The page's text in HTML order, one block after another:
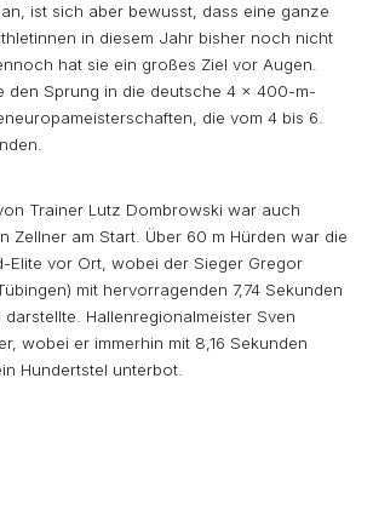
ist sich aber bewusst, dass eine ganze
in diesem Jahr bisher noch nicht
hat sie ein großes Ziel vor Augen.
den Sprung in die deutsche 4 x 400-m-
die vom 4 bis 6.
Trainer Lutz Dombrowski war auch
Zellner am Start. Über 60 m Hürden war die
Elite vor Ort, wobei der Sieger Gregor
mit hervorragenden 7,74 Sekunden
Hallenregionalmeister Sven
wobei er immerhin mit 8,16 Sekunden
Hundertstel unterbot.